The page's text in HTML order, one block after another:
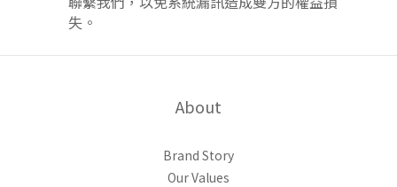
失。
About
Brand Story
Our Values